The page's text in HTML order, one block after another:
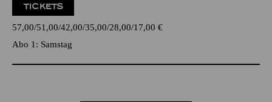
TICKETS
57,00 51,00 42,00 35,00 28,00 17,00 €
Abo 1: Samstag